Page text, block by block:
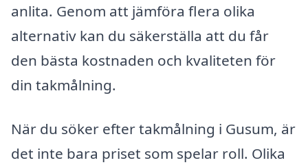
anlita. Genom att jämföra flera olika
alternativ kan du säkerställa att du får
den bästa kostnaden och kvaliteten för
din takmålning.
När du söker efter takmålning i Gusum, är
det inte bara priset som spelar roll. Olika